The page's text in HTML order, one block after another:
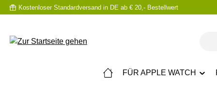
Hauptinhalt springen
Zur Suche springen
Zur Hauptnavigation springen
Kostenloser Standardversand in DE ab € 20,- Bestellwert
FÜR APPLE WATCH